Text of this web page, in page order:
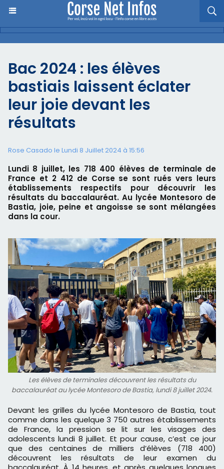
Bac 2024 : les élèves
bastiais laissent éclater
leur joie devant les
résultats
Rose Casado le Lundi 8 Juillet 2024 à 15:56
Lundi 8 juillet, les 718 400 élèves de terminale de
France et 2 412 de Corse se sont rués vers leurs
établissements respectifs pour découvrir les
résultats du baccalauréat. Au lycée Montesoro de
Bastia, joie, peine et angoisse se sont mélangées
dans la cour.
Les élèves de terminales découvrent les résultats du
baccalauréat au lycée Montesoro de Bastia, lundi 8 juillet 2024.
Devant les grilles du lycée Montesoro de Bastia, tout
comme dans les quelque 3 750 autres établissements
de France, la pression se lit sur les visages des
adolescents lundi 8 juillet. Et pour cause, c’est ce jour
que des centaines de milliers d’élèves (718 400)
découvrent les résultats de leur examen du